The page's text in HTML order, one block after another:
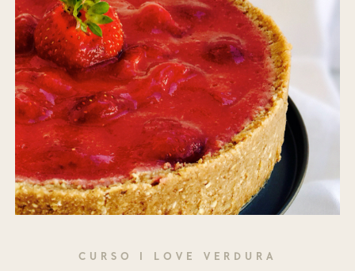
CURSO I LOVE VERDURA